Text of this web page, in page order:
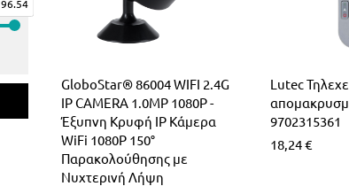
96.54
GloboStar® 86004 WIFI 2.4G
IP CAMERA 1.0MP 1080P -
Έξυπνη Κρυφή IP Κάμερα
WiFi 1080P 150°
Παρακολούθησης με
Νυχτερινή Λήψη
Lutec
9702315361
18,24€